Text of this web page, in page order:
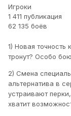
Игроки
1 411 публикация
62 135 боёв
1) Новая точность
тронут? Особо
2) Смена
альтернатива в
устраивают
хватит